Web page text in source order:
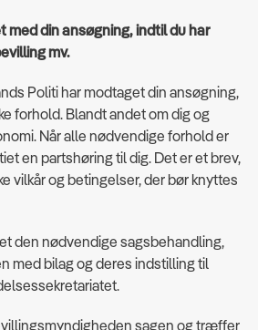
med din ansøgning, indtil du har
mv.
Politi har modtaget din ansøgning,
forhold. Blandt andet om dig og
Når alle nødvendige forhold er
en partshøring til dig. Det er et brev,
vilkår og betingelser, der bør knyttes
den nødvendige sagsbehandling,
med bilag og deres indstilling til
sagen og træffer